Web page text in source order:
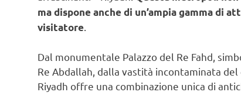
ma dispone anche di un’ampia gamma
visitatore
Dal monumentale Palazzo del Re Fahd,
Re Abdallah, dalla vastità incontaminata
Riyadh offre una combinazione unica di